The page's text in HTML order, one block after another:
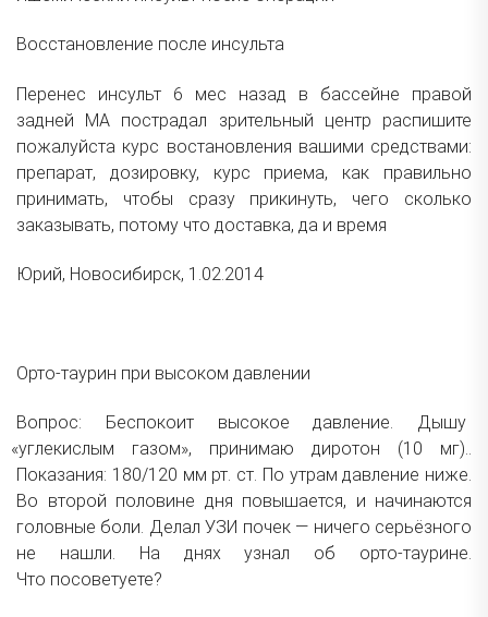
Восстановление после инсульта
Перенес инсульт 6 мес назад в бассейне правой
задней МА пострадал зрительный центр распишите
пожалуйста курс востановления вашими средствами:
препарат, дозировку, курс приема, как правильно
принимать, чтобы сразу прикинуть, чего сколько
заказывать, потому что доставка, да и время
Юрий, Новосибирск, 1.02.2014
Орто-таурин при высоком давлении
Вопрос: Беспокоит высокое давление. Дышу
«углекислым газом», принимаю диротон (10 мг)..
Показания: 180/120 мм рт. ст. По утрам давление ниже.
Во второй половине дня повышается, и начинаются
головные боли. Делал УЗИ почек — ничего серьёзного
не нашли. На днях узнал об орто-таурине.
Что посоветуете?